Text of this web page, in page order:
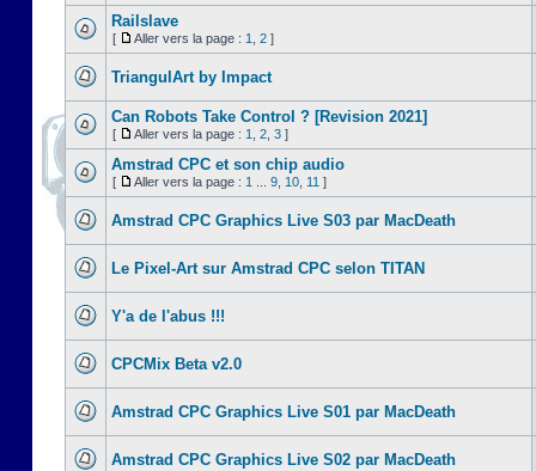
Railslave
[ Aller vers la page : 1 2 ]
TriangulArt by Impact
Can Robots Take Control ? [Revision 2021]
[ Aller vers la page : 1 2 3 ]
Amstrad CPC et son chip audio
[ Aller vers la page : 1 9 10 11 ]
Amstrad CPC Graphics Live S03 par MacDeath
Le Pixel-Art sur Amstrad CPC selon TITAN
Y'a de l'abus !!!
CPCMix Beta v2.0
Amstrad CPC Graphics Live S01 par MacDeath
Amstrad CPC Graphics Live S02 par MacDeath